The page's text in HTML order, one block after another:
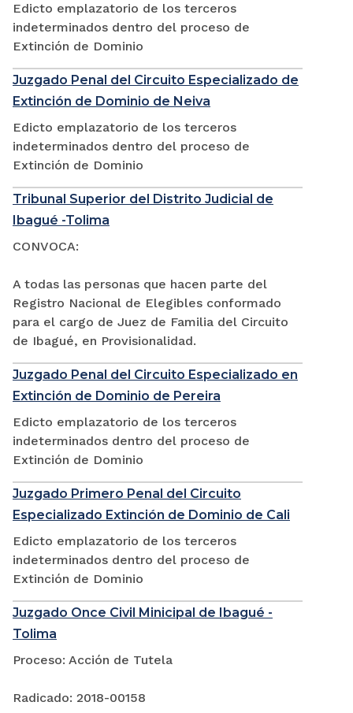
Edicto emplazatorio de los terceros
indeterminados dentro del proceso de
Extinción de Dominio
Juzgado Penal del Circuito Especializado de
Extinción de Dominio de Neiva
Edicto emplazatorio de los terceros
indeterminados dentro del proceso de
Extinción de Dominio
Tribunal Superior del Distrito Judicial de
Ibagué -Tolima
CONVOCA:
A todas las personas que hacen parte del
Registro Nacional de Elegibles conformado
para el cargo de Juez de Familia del Circuito
de Ibagué, en Provisionalidad.
Juzgado Penal del Circuito Especializado en
Extinción de Dominio de Pereira
Edicto emplazatorio de los terceros
indeterminados dentro del proceso de
Extinción de Dominio
Juzgado Primero Penal del Circuito
Especializado Extinción de Dominio de Cali
Edicto emplazatorio de los terceros
indeterminados dentro del proceso de
Extinción de Dominio
Juzgado Once Civil Minicipal de Ibagué -
Tolima
Proceso: Acción de Tutela
Radicado: 2018-00158